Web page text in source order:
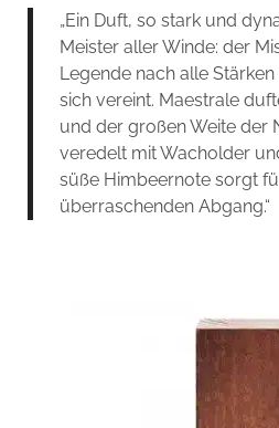
„Ein Duft, so stark und
Meister aller Winde: der
Legende nach alle
sich vereint. Maestrale
und der großen Weite der
veredelt mit Wacholder
süße Himbeernote sorgt
überraschenden Abgang.“